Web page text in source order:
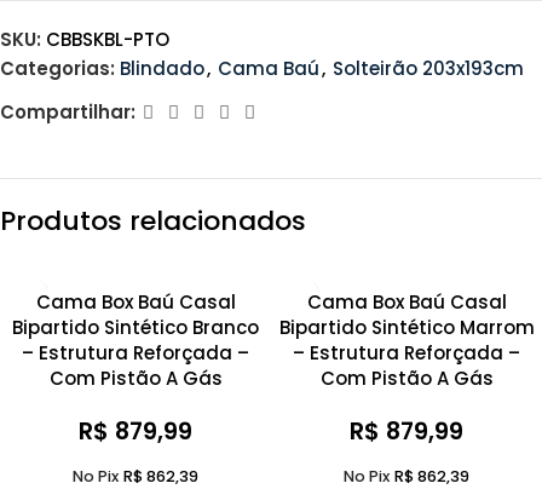
SKU: CBBSKBL-PTO
Categorias: Blindado, Cama Baú, Solteirão 203x193cm
Compartilhar:
Produtos relacionados
Cama Box Baú Casal
Bipartido Sintético Branco
– Estrutura Reforçada –
Com Pistão A Gás
R$ 879,99
No Pix R$862,39
Cama Box Baú Casal
Bipartido Sintético Marrom
– Estrutura Reforçada –
Com Pistão A Gás
R$ 879,99
No Pix R$862,39